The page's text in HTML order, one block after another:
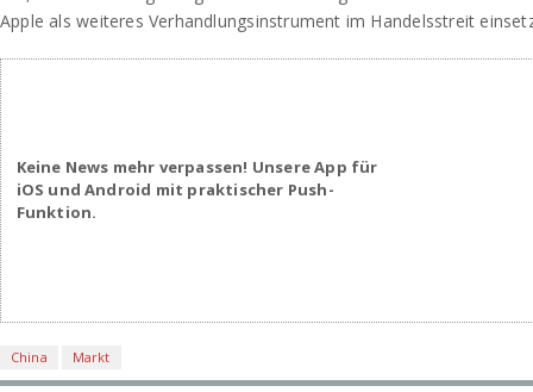
Apple als weiteres Verhandlungsinstrument im Handelsstreit
Keine News mehr verpassen! Unsere App für
iOS und Android mit praktischer Push-
Funktion.
China Markt